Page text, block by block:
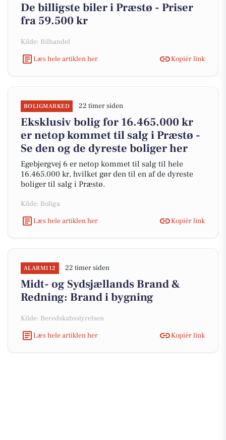
De billigste biler i Præstø - Priser
fra 59.500 kr
Kilde: Bilhandel
Læs hele artiklen her
Kopiér link
BOLIGMARKED 22 timer siden
Eksklusiv bolig for 16.465.000 kr
er netop kommet til salg i Præstø -
Se den og de dyreste boliger her
Egebjergvej 6 er netop kommet til salg til hele
16.465.000 kr, hvilket gør den til en af de dyreste
boliger til salg i Præstø.
Kilde: Boliga
Læs hele artiklen her
Kopiér link
ALARM112 22 timer siden
Midt- og Sydsjællands Brand &
Redning: Brand i bygning
Kilde: Beredskabsstyrelsen
Læs hele artiklen her
Kopiér link